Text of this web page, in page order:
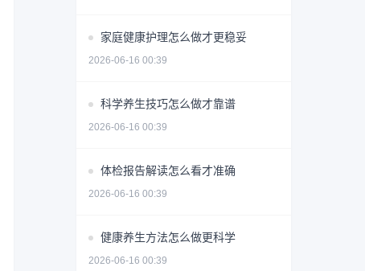
家庭健康护理怎么做才更稳妥
2026-06-16 00:39
科学养生技巧怎么做才靠谱
2026-06-16 00:39
体检报告解读怎么看才准确
2026-06-16 00:39
健康养生方法怎么做更科学
2026-06-16 00:39